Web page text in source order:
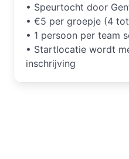
• Speurtocht door
• €5 per groepje (4
• 1 persoon per team
• Startlocatie wordt
inschrijving